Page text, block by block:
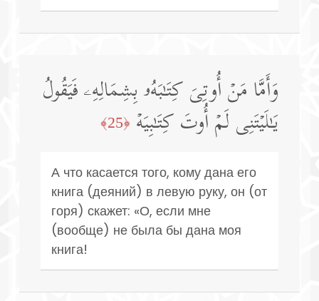
وَأَمَّا مَنۡ أُوتِیَ كِتَـٰبَهُۥ بِشِمَالِهِۦ فَیَقُولُ
یَـٰلَیۡتَنِی لَمۡ أُوتَ كِتَـٰبِیَهۡ ﴿25﴾
А что касается того, кому дана его
книга (деяний) в левую руку, он (от
горя) скажет: «О, если мне
(вообще) не была бы дана моя
книга!